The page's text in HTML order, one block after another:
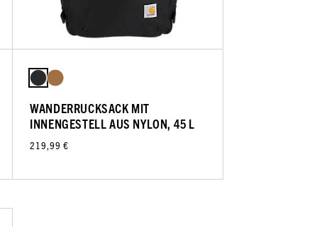
WANDERRUCKSACK MIT
INNENGESTELL AUS NYLON, 45 L
219,99 €